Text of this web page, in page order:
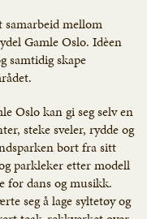
samarbeid mellom
Gamle Oslo. Idèen
samtidig skape
Oslo kan gi seg selv en
steke sveler, rydde og
bort fra sitt
parkleker etter modell
for dans og musikk.
seg å lage syltetøy og